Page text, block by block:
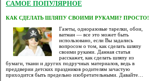
САМОЕ ПОПУЛЯРНОЕ
КАК СДЕЛАТЬ ШЛЯПУ СВОИМИ РУКАМИ? ПРОСТО!
Газеты, одноразовые тарелки, обои,
ватман — все это может быть
использовано, если Вы задались
вопросом о том, как сделать шляпу
своими руками. Данная статья
расскажет, как сделать шляпу из
бумаги, ткани и других подручных материалов, ведь в
преддверии детских праздников родителям зачастую
приходится быть предельно изобретательными. Давайте…